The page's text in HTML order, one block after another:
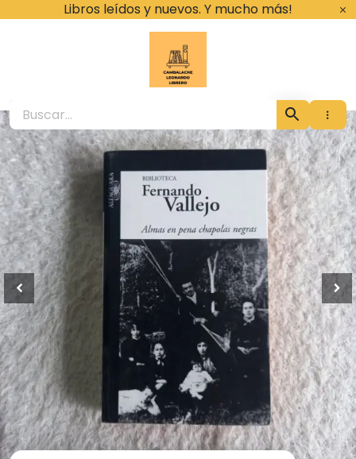
Libros leídos y nuevos. Y mucho más!
Cambalache